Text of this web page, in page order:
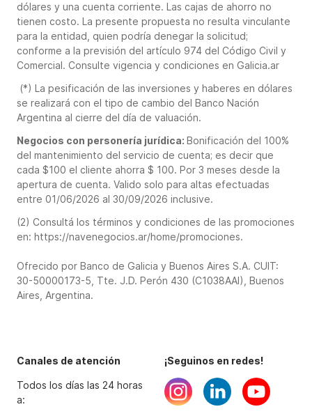
dólares y una cuenta corriente. Las cajas de ahorro no
tienen costo. La presente propuesta no resulta vinculante
para la entidad, quien podría denegar la solicitud;
conforme a la previsión del artículo 974 del Código Civil y
Comercial. Consulte vigencia y condiciones en Galicia.ar
(*) La pesificación de las inversiones y haberes en dólares
se realizará con el tipo de cambio del Banco Nación
Argentina al cierre del día de valuación.
Negocios con personería jurídica: Bonificación del 100%
del mantenimiento del servicio de cuenta; es decir que
cada $100 el cliente ahorra $ 100. Por 3 meses desde la
apertura de cuenta. Valido solo para altas efectuadas
entre 01/06/2026 al 30/09/2026 inclusive.
(2) Consultá los términos y condiciones de las promociones
en: https://navenegocios.ar/home/promociones.
Ofrecido por Banco de Galicia y Buenos Aires S.A. CUIT:
30-50000173-5, Tte. J.D. Perón 430 (C1038AAI), Buenos
Aires, Argentina.
¡Seguinos en redes!
Canales de atención
Todos los días las 24 horas
a: